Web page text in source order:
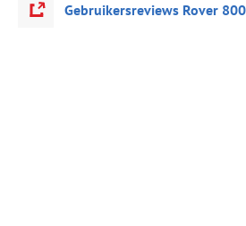
Gebruikersreviews Rover